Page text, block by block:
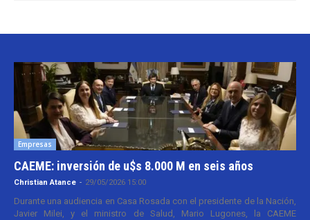
Empresas
CAEME: inversión de u$s 8.000 M en seis años
Christian Atance - 29/05/2026 15:00
Durante una audiencia en Casa Rosada con el presidente de la Nación,
Javier Milei, y el ministro de Salud, Mario Lugones, la CAEME